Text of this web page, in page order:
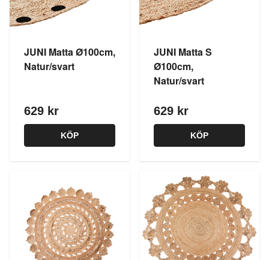
JUNI Matta Ø100cm,
Natur/svart
629 kr
KÖP
JUNI Matta S
Ø100cm,
Natur/svart
629 kr
KÖP